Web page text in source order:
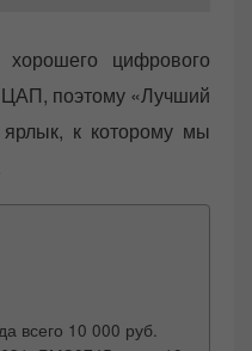
цифрового
поэтому «Лучший
к которому мы
всего 10 000 руб.